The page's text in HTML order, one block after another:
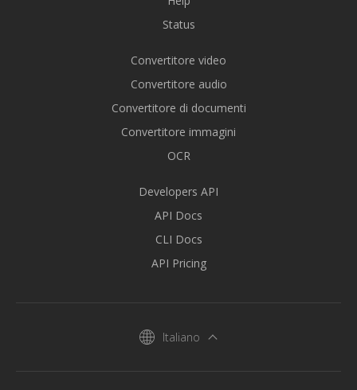
Status
Convertitore video
Convertitore audio
Convertitore di documenti
Convertitore immagini
OCR
Developers API
API Docs
CLI Docs
API Pricing
Italiano